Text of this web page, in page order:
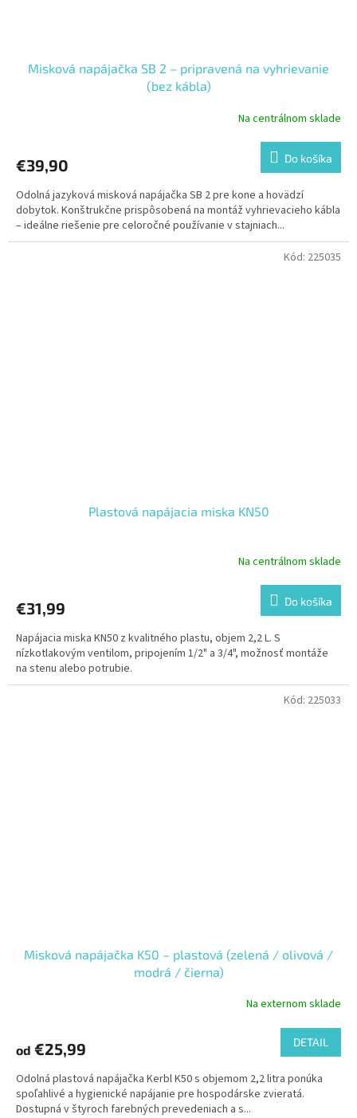
Misková napájačka SB 2 – pripravená na vyhrievanie
(bez kábla)
Na centrálnom sklade
€39,90 Do košíka
Odolná jazyková misková napájačka SB 2 pre kone a hovädzí
dobytok. Konštrukčne prispôsobená na montáž vyhrievacieho kábla
– ideálne riešenie pre celoročné používanie v stajniach...
Plastová napájacia miska KN50
Na centrálnom sklade
€31,99 Do košíka
Napájacia miska KN50 z kvalitného plastu, objem 2,2 L. S
nízkotlakovým ventilom, pripojením 1/2" a 3/4", možnosť montáže
na stenu alebo potrubie.
Kód: 225035
Misková napájačka K50 – plastová (zelená / olivová /
modrá / čierna)
Na externom sklade
od €25,99 DETAIL
Odolná plastová napájačka Kerbl K50 s objemom 2,2 litra ponúka
spoľahlivé a hygienické napájanie pre hospodárske zvieratá.
Dostupná v štyroch farebných prevedeniach a s...
Kód: 225033